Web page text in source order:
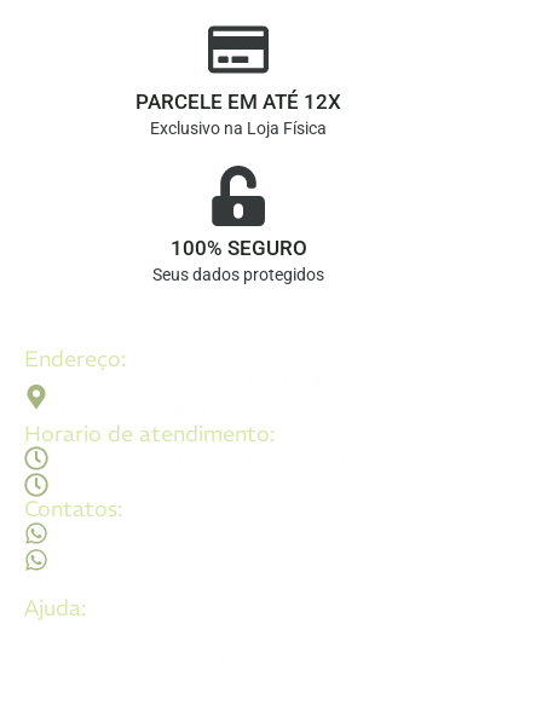
PARCELE EM ATÉ 12X
Exclusivo na Loja Física
100% SEGURO
Seus dados protegidos
Endereço:
Horario de atendimento:
Contatos:
Ajuda: